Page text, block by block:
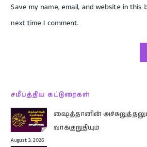
Save my name, email, and website in
next time I comment.
சமீபத்திய கட்டுரைகள்
ஷைத்தானின்
வாக்குறுதியும்
August 3, 2026